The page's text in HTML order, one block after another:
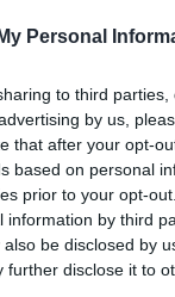
Personal
to third
by us,
that after your opt-
based on personal
prior to your opt-
by third
be disclosed by
further disclose it to